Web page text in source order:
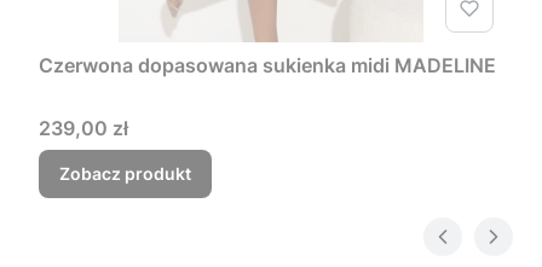
Czerwona dopasowana sukienka midi MADELINE
Cena
239,00 zł
Zobacz produkt